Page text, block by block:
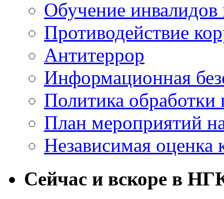
Обучение
Противодействие
Антитеррор
Информационная
Политика
План мероприятий
Независимая оценка
Сейчас и вскоре в